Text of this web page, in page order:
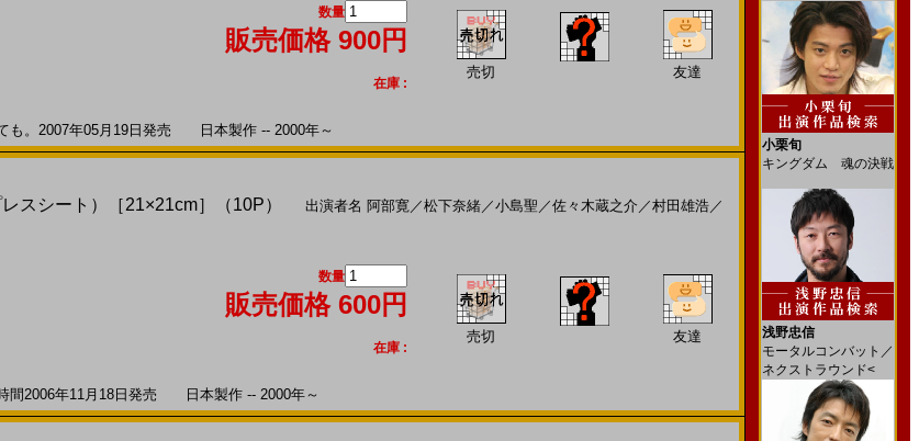
数量
販売価格 900円
在庫 :
売切 友達
も。2007年05月19日発売 日本製作 -- 2000年～
スシート）［21×21cm］（10P） 出演者名 阿部寛／松下奈緒／小島聖 ／佐々木蔵之介 ／村田雄浩／
数量
販売価格 600円
在庫 :
売切 友達
間2006年11月18日発売 日本製作 -- 2000年～
小栗旬
キングダム 魂の決戦
浅野忠信
モータルコンバット／
ネクストラウンド<